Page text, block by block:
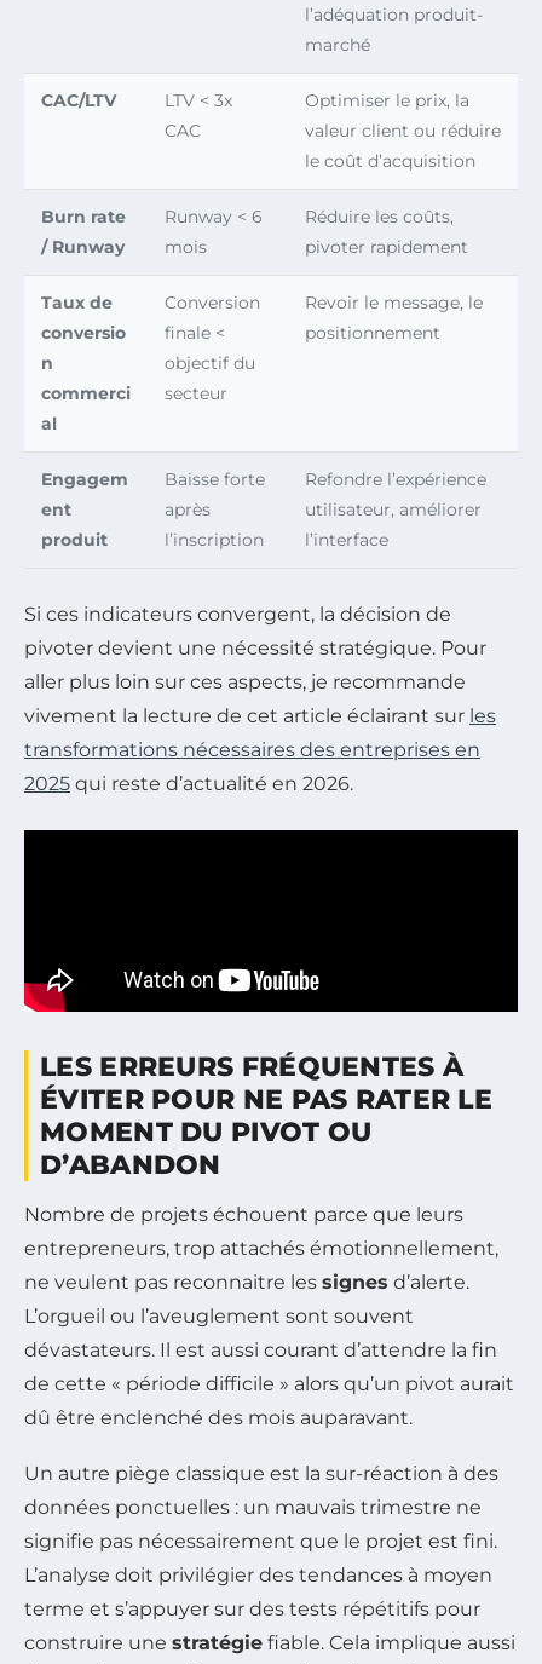
l’adéquation produit-
marché
CAC/LTV
LTV < 3x
CAC
Optimiser le prix, la
valeur client ou réduire
le coût d’acquisition
Burn rate
/ Runway
Runway < 6
mois
Réduire les coûts,
pivoter rapidement
Taux de
conversio
n
commerci
al
Conversion
finale <
objectif du
secteur
Revoir le message, le
positionnement
Engagem
ent
produit
Baisse forte
après
l’inscription
Refondre l’expérience
utilisateur, améliorer
l’interface
Si ces indicateurs convergent, la décision de
pivoter devient une nécessité stratégique. Pour
aller plus loin sur ces aspects, je recommande
vivement la lecture de cet article éclairant sur les
transformations nécessaires des entreprises en
2025 qui reste d’actualité en 2026.
LES ERREURS FRÉQUENTES À
ÉVITER POUR NE PAS RATER LE
MOMENT DU PIVOT OU
D’ABANDON
Nombre de projets échouent parce que leurs
entrepreneurs, trop attachés émotionnellement,
ne veulent pas reconnaitre les signes d’alerte.
L’orgueil ou l’aveuglement sont souvent
dévastateurs. Il est aussi courant d’attendre la fin
de cette « période difficile » alors qu’un pivot aurait
dû être enclenché des mois auparavant.
Un autre piège classique est la sur-réaction à des
données ponctuelles : un mauvais trimestre ne
signifie pas nécessairement que le projet est fini.
L’analyse doit privilégier des tendances à moyen
terme et s’appuyer sur des tests répétitifs pour
construire une stratégie fiable. Cela implique aussi